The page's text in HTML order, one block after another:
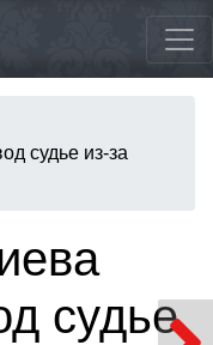
судье из-за
судье